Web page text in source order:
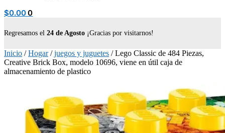
$0.00 0
Regresamos el 24 de Agosto ¡Gracias por visitarnos!
Inicio /Hogar/juegos y juguetes /Lego Classic de 484 Piezas,
Creative Brick Box, modelo 10696, viene en útil caja de
almacenamiento de plastico